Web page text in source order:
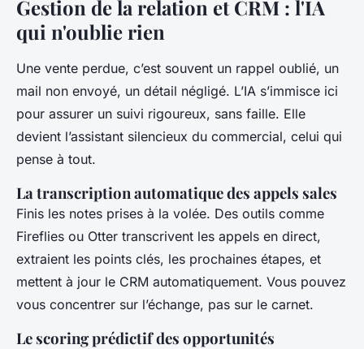
Gestion de la relation et CRM : l'IA
qui n'oublie rien
Une vente perdue, c’est souvent un rappel oublié, un
mail non envoyé, un détail négligé. L’IA s’immisce ici
pour assurer un suivi rigoureux, sans faille. Elle
devient l’assistant silencieux du commercial, celui qui
pense à tout.
La transcription automatique des appels sales
Finis les notes prises à la volée. Des outils comme
Fireflies ou Otter transcrivent les appels en direct,
extraient les points clés, les prochaines étapes, et
mettent à jour le CRM automatiquement. Vous pouvez
vous concentrer sur l’échange, pas sur le carnet.
Le scoring prédictif des opportunités